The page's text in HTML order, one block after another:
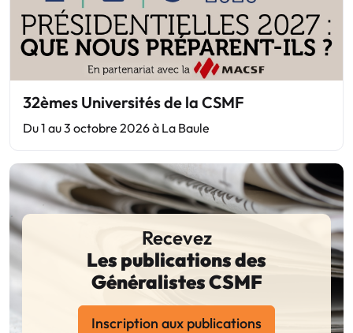
32èmes Universités de la CSMF
Du 1 au 3 octobre 2026 à La Baule
Recevez
Les publications des
Généralistes CSMF
Inscription aux publications